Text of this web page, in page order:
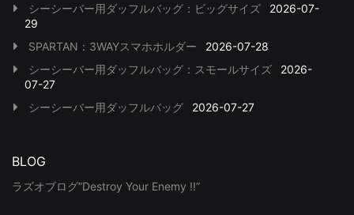
シーシーバー用ダッフルバッグ：ビッグサイズ
2026-07-
29
SPARTAN：3WAYスマホホルダー
2026-07-28
シーシーバー用ダッフルバッグ：スモールサイズ
2026-
07-27
シーシーバー用ダッフルバッグ
2026-07-27
BLOG
ラズオブログ”Destroy Your Enemy !!”